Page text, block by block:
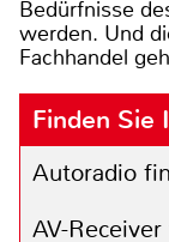
Bedürfnisse
werden. Und
Fachhandel
Finden Sie
Autoradio
AV-